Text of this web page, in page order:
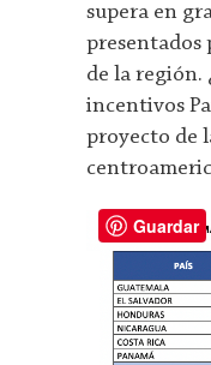
supera en
presentados
de la región.
incentivos
proyecto de
Guardar